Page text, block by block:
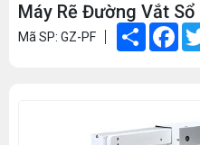
Máy Rẽ Đường Vắt Sổ
Mã SP: GZ-PF Share